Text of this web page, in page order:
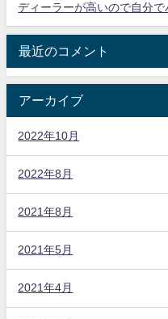
ディーラーが高いので自分
最近のコメント
アーカイブ
2022年10月
2022年8月
2021年8月
2021年5月
2021年4月